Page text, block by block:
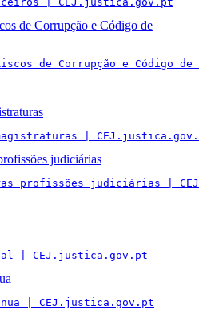
de Corrupção e Código de
de Corrupção e Código
|
judiciárias
profissões judiciárias |
| CEJ.justica.gov.pt
| CEJ.justica.gov.pt